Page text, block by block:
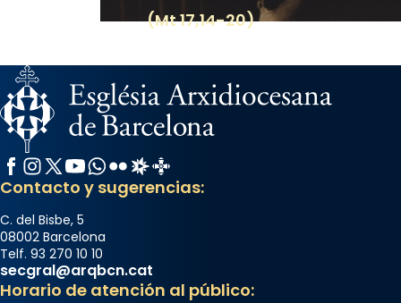
(Mt 17,14-20)
Facebook
Instagram
X / Twitter
YouTube
WhatsApp
FlickrRadio Estel
Catalunya Cristiana
Contacto y sugerencias:
C. del Bisbe, 5
08002 Barcelona
Telf. 93 270 10 10
secgral@arqbcn.cat
Horario de atención al público: